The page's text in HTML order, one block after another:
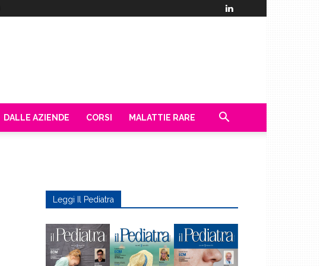
DALLE AZIENDE CORSI MALATTIE RARE
Leggi Il Pediatra